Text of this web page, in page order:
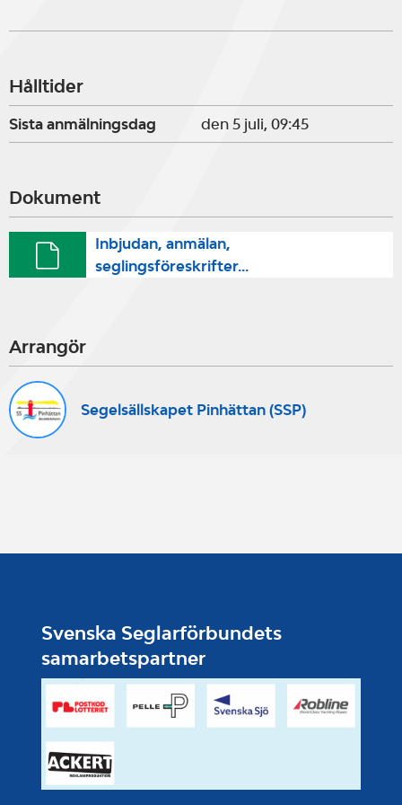
Hålltider
Sista anmälningsdag den 5 juli, 09:45
Dokument
Inbjudan, anmälan,
seglingsföreskrifter...
Arrangör
Segelsällskapet Pinhättan (SSP)
Svenska Seglarförbundets
samarbetspartner